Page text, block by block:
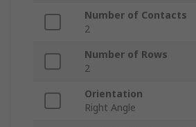
Number of Contacts
2
Number of Rows
2
Orientation
Right Angle